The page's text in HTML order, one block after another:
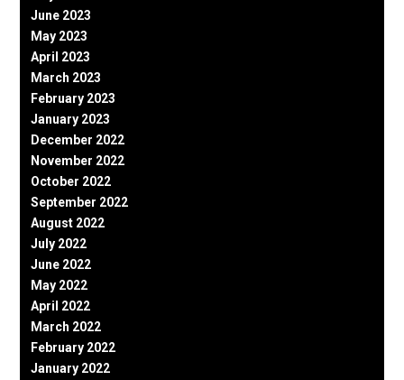
June 2023
May 2023
April 2023
March 2023
February 2023
January 2023
December 2022
November 2022
October 2022
September 2022
August 2022
July 2022
June 2022
May 2022
April 2022
March 2022
February 2022
January 2022